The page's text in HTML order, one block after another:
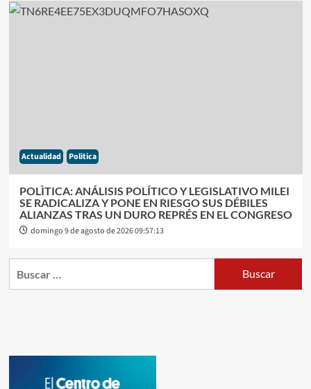
Actualidad Politica
POLÌTICA: ANÁLISIS POLÍTICO Y LEGISLATIVO MILEI
SE RADICALIZA Y PONE EN RIESGO SUS DÉBILES
ALIANZAS TRAS UN DURO REPRÉS EN EL CONGRESO
domingo 9 de agosto de 2026 09:57:13